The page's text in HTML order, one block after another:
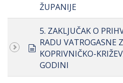
ŽUPANIJE
document
5. ZAKLJUČAK O
RADU VATROGASNE
KOPRIVNIČKO-
GODINI